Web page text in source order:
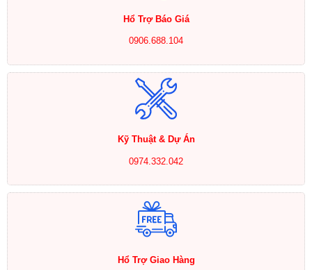
Hổ Trợ Báo Giá
0906.688.104
Kỹ Thuật & Dự Án
0974.332.042
Hổ Trợ Giao Hàng